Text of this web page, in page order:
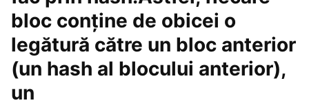
bloc conține de obicei o
legătură către un bloc anterior
(un hash al blocului anterior),
un